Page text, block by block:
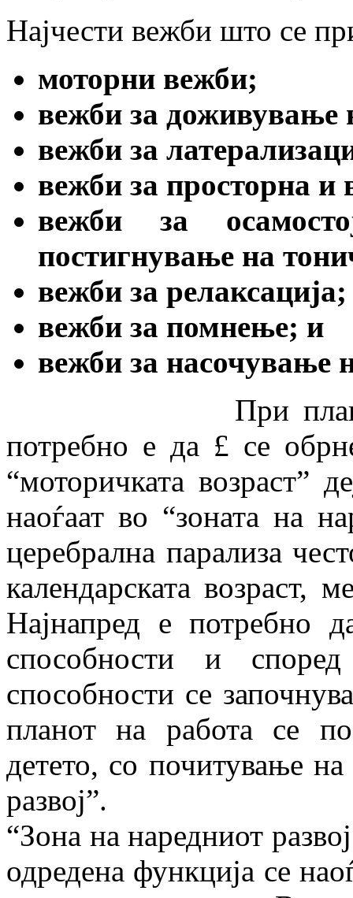
Најчести вежби што се
моторни вежби;
вежби за доживување
вежби за
вежби за просторна и
вежби за
постигнување на
вежби за релаксација;
вежби за помнење; и
вежби за насочување
При
потребно е да £ се
“моторичката возраст”
наоѓаат во “зоната на
церебрална парализа
календарската возраст,
Најнапред е потребно
способности и според
способности се
планот на работа се
детето, со почитување
развој”.
“Зона на наредниот
одредена функција се